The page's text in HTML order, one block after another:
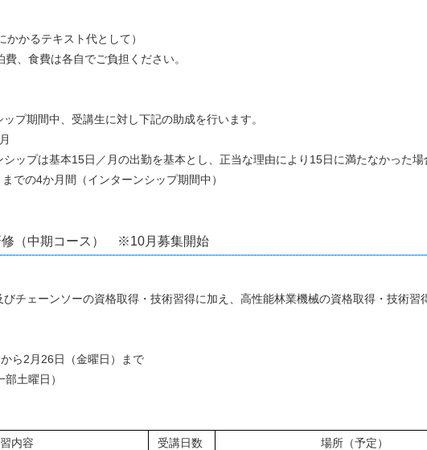
かるテキスト代として）
、食費は各自でご負担ください。
プ期間中、受講生に対し下記の助成を行います。
15日／月の出勤を基本とし、正当な理由により15日に満たなかった場合
での4か月間（インターンシップ期間中）
（中期コース） ※10月募集開始
チェーンソーの資格取得・技術習得に加え、高性能林業機械の資格取得・技術習
ら2月26日（金曜日）まで
土曜日）
内容
受講日数
場所（予定）